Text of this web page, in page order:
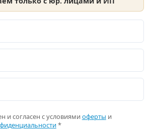
и согласен с условиями оферты и
*